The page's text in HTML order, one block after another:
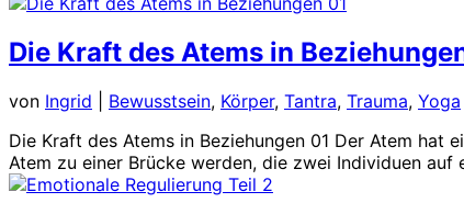
Die Kraft des Atems in
von Ingrid Bewusstsein, Körper, Tantra, Trauma, Yoga
Die Kraft des Atems in Beziehungen 01 Der Atem hat
Atem zu einer Brücke werden, die zwei Individuen auf